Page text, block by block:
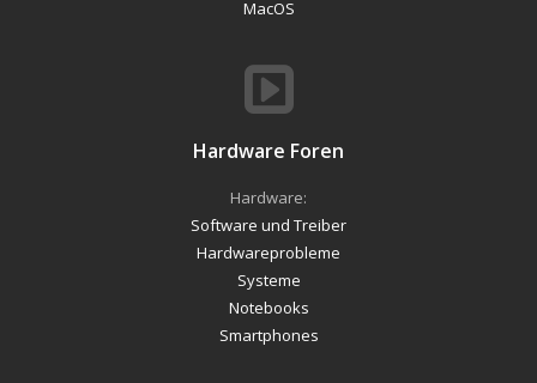
MacOS
Hardware Foren
Hardware:
Software und Treiber
Hardwareprobleme
Systeme
Notebooks
Smartphones